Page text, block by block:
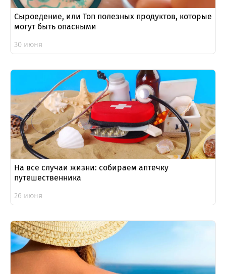
Сыроедение, или Топ полезных продуктов, которые
могут быть опасными
30 июня
На все случаи жизни: собираем аптечку
путешественника
26 июня